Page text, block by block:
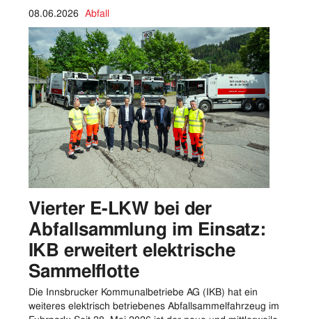
08.06.2026 Abfall
Vierter E-LKW bei der
Abfallsammlung im Einsatz:
IKB erweitert elektrische
Sammelflotte
Die Innsbrucker Kommunalbetriebe AG (IKB) hat ein
weiteres elektrisch betriebenes Abfallsammelfahrzeug im